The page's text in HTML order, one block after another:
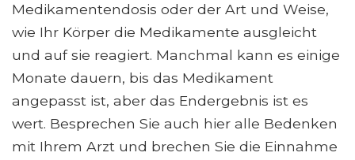
Medikamentendosis oder der Art und Weise,
wie Ihr Körper die Medikamente ausgleicht
und auf sie reagiert. Manchmal kann es einige
Monate dauern, bis das Medikament
angepasst ist, aber das Endergebnis ist es
wert. Besprechen Sie auch hier alle Bedenken
mit Ihrem Arzt und brechen Sie die Einnahme